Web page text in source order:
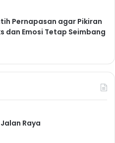
Pernapasan agar Pikiran
dan Emosi Tetap Seimbang
Raya